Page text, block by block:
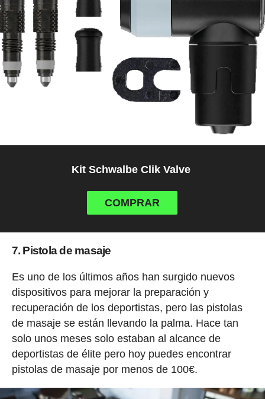
Kit Schwalbe Clik Valve
COMPRAR
7. Pistola de masaje
Es uno de los últimos años han surgido nuevos
dispositivos para mejorar la preparación y
recuperación de los deportistas, pero las pistolas
de masaje se están llevando la palma. Hace tan
solo unos meses solo estaban al alcance de
deportistas de élite pero hoy puedes encontrar
pistolas de masaje por menos de 100€.